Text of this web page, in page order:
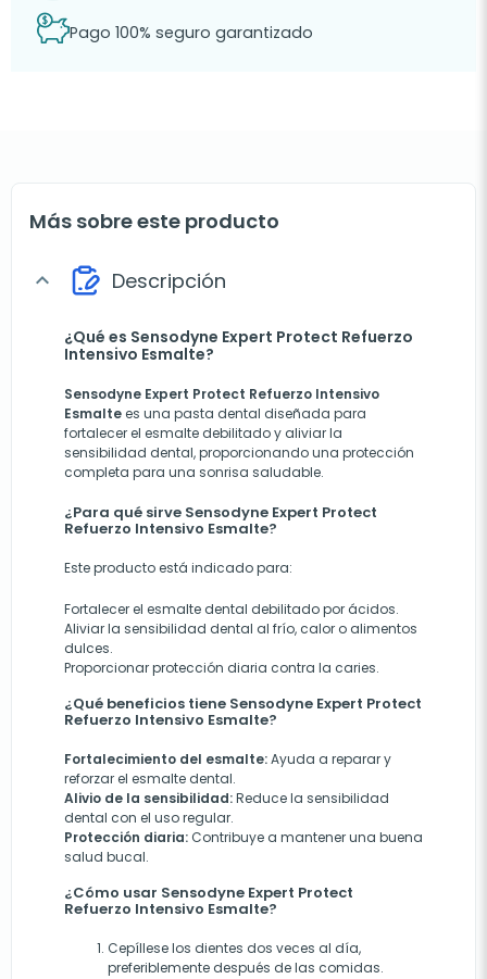
Pago 100% seguro garantizado
Más sobre este producto
expand_more Descripción
¿Qué es Sensodyne Expert Protect Refuerzo
Intensivo Esmalte?
Sensodyne Expert Protect Refuerzo Intensivo
Esmaltees una pasta dental diseñada para
fortalecer el esmalte debilitado y aliviar la
sensibilidad dental, proporcionando una protección
completa para una sonrisa saludable.
¿Para qué sirve Sensodyne Expert Protect
Refuerzo Intensivo Esmalte?
Este producto está indicado para:
Fortalecer el esmalte dental debilitado por ácidos.
Aliviar la sensibilidad dental al frío, calor o alimentos
dulces.
Proporcionar protección diaria contra la caries.
¿Qué beneficios tiene Sensodyne Expert Protect
Refuerzo Intensivo Esmalte?
Fortalecimiento del esmalte:Ayuda a reparar y
reforzar el esmalte dental.
Alivio de la sensibilidad:Reduce la sensibilidad
dental con el uso regular.
Protección diaria: Contribuye a mantener una buena
salud bucal.
¿Cómo usar Sensodyne Expert Protect
Refuerzo Intensivo Esmalte?
Cepíllese los dientes dos veces al día,
preferiblemente después de las comidas.